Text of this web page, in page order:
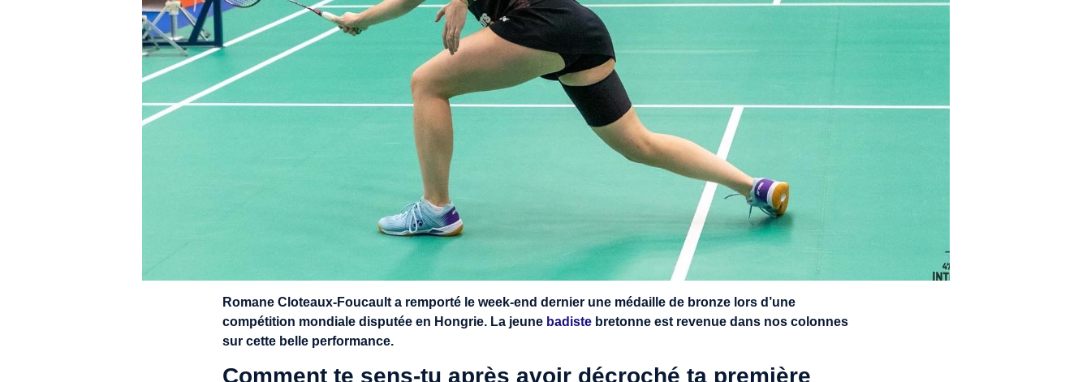
Romane Cloteaux-Foucault a remporté le week-end dernier une médaille de bronze lors d’une
compétition mondiale disputée en Hongrie. La jeune badiste bretonne est revenue dans nos colonnes
sur cette belle performance.
Comment te sens-tu après avoir décroché ta première